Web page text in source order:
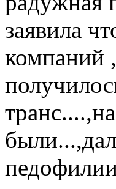
заявила
компаний